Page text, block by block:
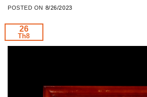
POSTED ON 8/26/2023
26
Th8